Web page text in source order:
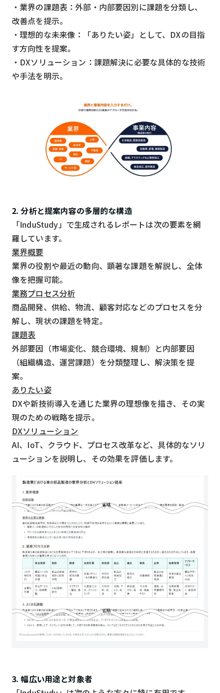
・業界の課題表：外部・内部要因別に課題を分類し、
改善点を提示。
・理想的な未来像：「ありたい姿」として、DXの目指
す方向性を提案。
・DXソリューション：課題解決に必要な具体的な技術
や手法を明示。
2. 分析と提案内容の多層的な構造
「InduStudy」で生成されるレポートは次の要素を網
羅しています。
業界概要
業界の役割や最近の動向、顕著な課題を解説し、全体
像を把握可能。
業務プロセス分析
商品開発、供給、物流、顧客対応などのプロセスを分
解し、現状の課題を特定。
課題表
外部要因（市場変化、競合環境、規制）と内部要因
（組織構造、運営課題）を分類整理し、解決策を提
案。
ありたい姿
DXや新技術導入を通じた業界の理想像を描き、その実
現のための戦略を提示。
DXソリューション
AI、IoT、クラウド、プロセス改革など、具体的なソリ
ューションを説明し、その効果を評価します。
3. 幅広い用途と対象者